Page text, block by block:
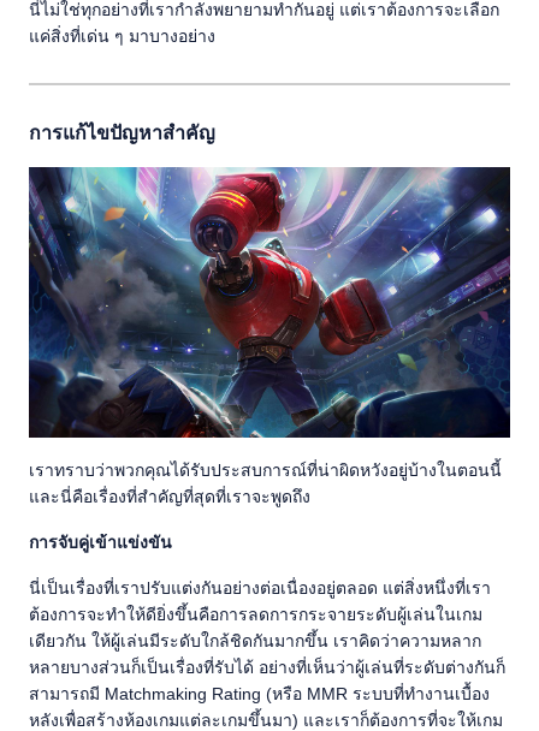
นี่ไม่ใช่ทุกอย่างที่เรากำลังพยายามทำกันอยู่ แต่เราต้องการจะเลือก
แค่สิ่งที่เด่น ๆ มาบางอย่าง
การแก้ไขปัญหาสำคัญ
เราทราบว่าพวกคุณได้รับประสบการณ์ที่น่าผิดหวังอยู่บ้างในตอนนี้
และนี่คือเรื่องที่สำคัญที่สุดที่เราจะพูดถึง
การจับคู่เข้าแข่งขัน
นี่เป็นเรื่องที่เราปรับแต่งกันอย่างต่อเนื่องอยู่ตลอด แต่สิ่งหนึ่งที่เรา
ต้องการจะทำให้ดียิ่งขึ้นคือการลดการกระจายระดับผู้เล่นในเกม
เดียวกัน ให้ผู้เล่นมีระดับใกล้ชิดกันมากขึ้น เราคิดว่าความหลาก
หลายบางส่วนก็เป็นเรื่องที่รับได้ อย่างที่เห็นว่าผู้เล่นที่ระดับต่างกันก็
สามารถมี Matchmaking Rating (หรือ MMR ระบบที่ทำงานเบื้อง
หลังเพื่อสร้างห้องเกมแต่ละเกมขึ้นมา) และเราก็ต้องการที่จะให้เกม